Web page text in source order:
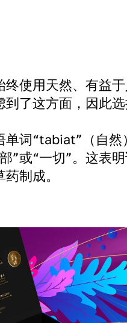
使用天然、有益于
了这方面，因此
单词“tabiat”（自然
”或“一切”。这表
制成。